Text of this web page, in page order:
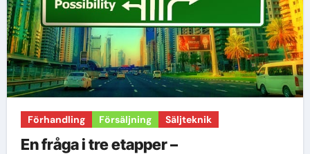
Förhandling Försäljning Säljteknik
En fråga i tre etapper –